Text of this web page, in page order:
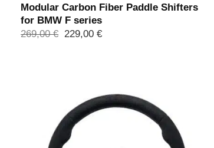
Modular Carbon Fiber Paddle Shifters
for BMW F series
269,00€ Le
229,00€Le